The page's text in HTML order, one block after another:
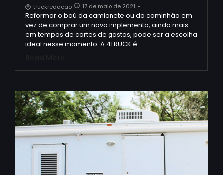
truckredacao 17 de maio de 2021 -
Reformar o baú da camionete ou do caminhão em
vez de comprar um novo implemento, ainda mais
em tempos de cortes de gastos, pode ser a escolha
ideal nesse momento. A 4TRUCK é…